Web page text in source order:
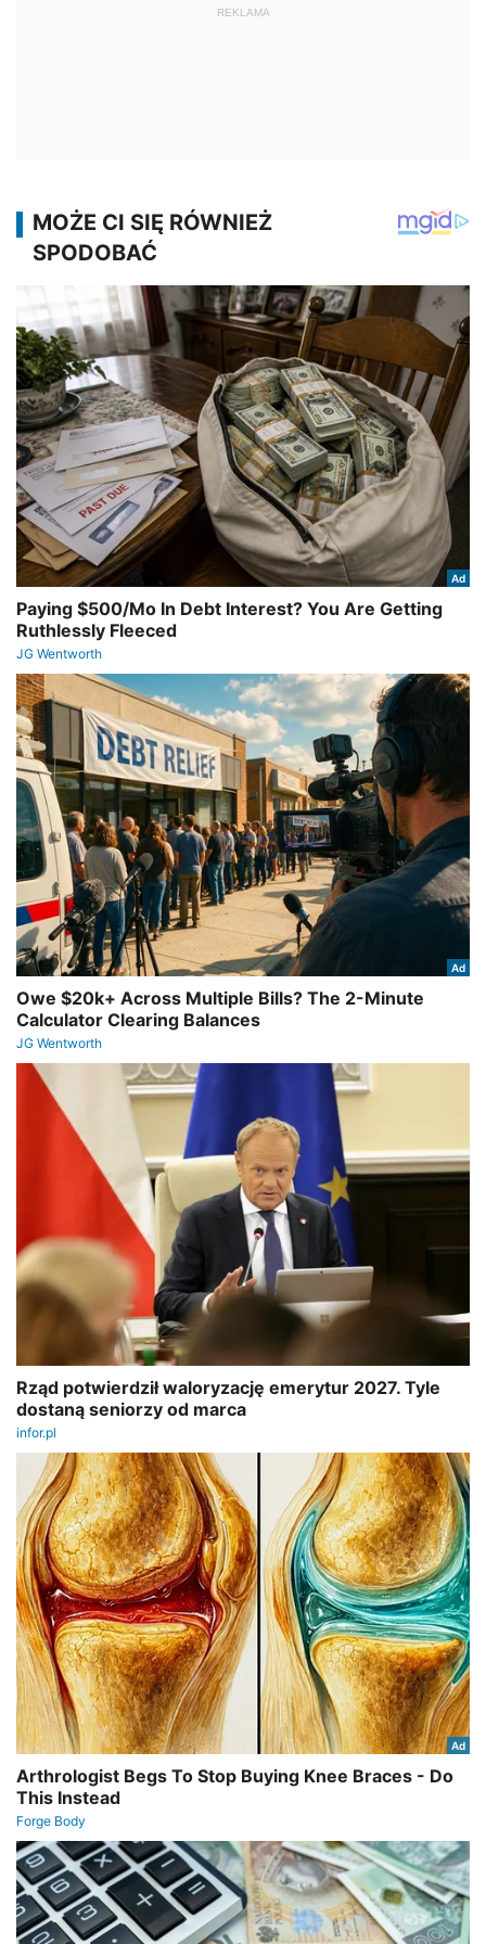
REKLAMA